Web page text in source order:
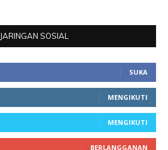
JARINGAN SOSIAL
SUKA
MENGIKUTI
MENGIKUTI
BERLANGGANAN